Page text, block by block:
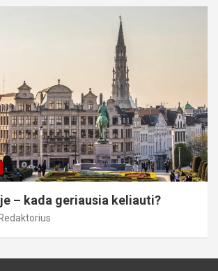
– kada geriausia keliauti?
Redaktorius